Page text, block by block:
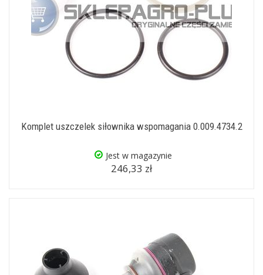
Komplet uszczelek siłownika wspomagania 0.009.4734.2
Jest w magazynie
246,33 zł